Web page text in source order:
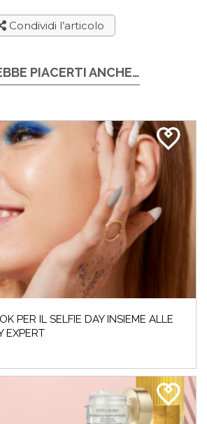
Condividi l’articolo
PIACERTI ANCHE…
PER IL SELFIE DAY INSIEME ALLE
EXPERT